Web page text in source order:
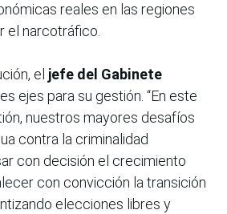
reales en las regiones
el narcotráfico.
el jefe del Gabinete
ejes para su gestión. “En este
nuestros mayores desafíos
contra la criminalidad
con decisión el crecimiento
con convicción la transición
elecciones libres y